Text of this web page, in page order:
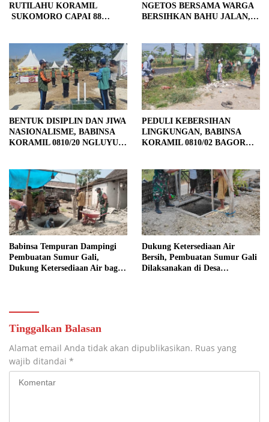
RUTILAHU KORAMIL
SUKOMORO CAPAI 88
NGETOS BERSAMA WARGA
BERSIHKAN BAHU JALAN,
BENTUK DISIPLIN DAN JIWA
NASIONALISME, BABINSA
KORAMIL 0810/20 NGLUYU
PEDULI KEBERSIHAN
LINGKUNGAN, BABINSA
KORAMIL 0810/02 BAGOR
BAKTI
Babinsa Tempuran Dampingi
Pembuatan Sumur Gali,
Dukung Ketersediaan Air bagi
Dukung Ketersediaan Air
Bersih, Pembuatan Sumur Gali
Dilaksanakan di Desa
Tinggalkan Balasan
Alamat email Anda tidak akan dipublikasikan. Ruas yang
wajib ditandai *